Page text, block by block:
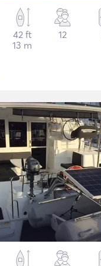
42 ft
13 m
12